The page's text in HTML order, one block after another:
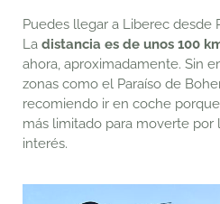
Puedes llegar a Liberec desde
La distancia es de unos 100
ahora, aproximadamente. Sin
zonas como el Paraíso de
recomiendo ir en coche
más limitado para moverte por
interés.